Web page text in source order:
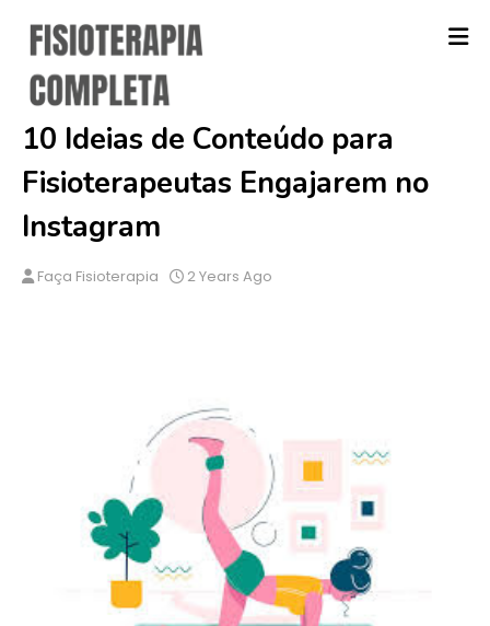
10 Ideias de Conteúdo para
Fisioterapeutas Engajarem no
Instagram
Faça Fisioterapia 2 Years Ago